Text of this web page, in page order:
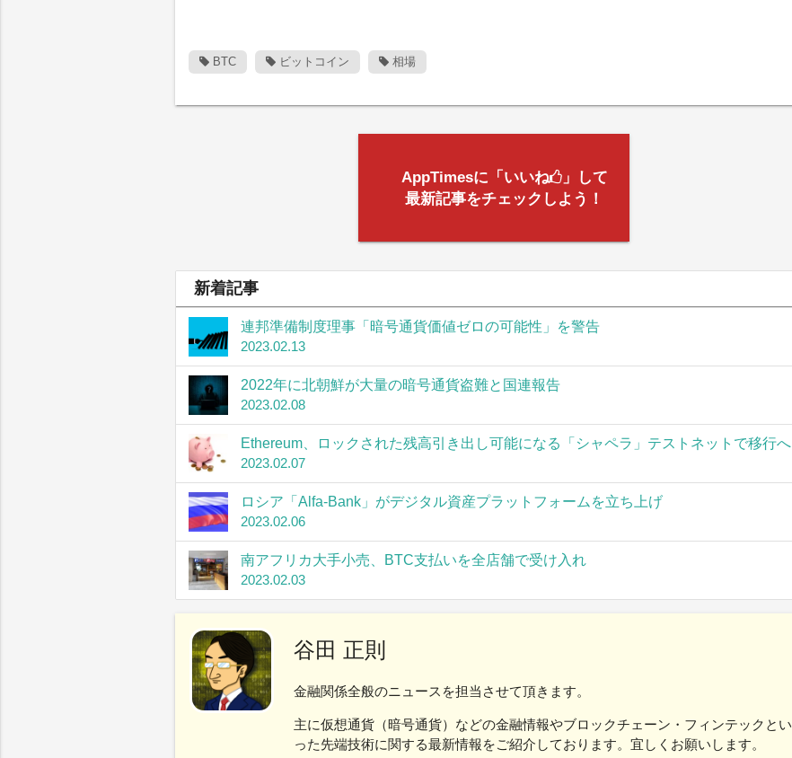
BTC ビットコイン 相場
AppTimesに「いいね
」して
最新記事をチェックしよう！
新着記事
連邦準備制度理事「暗号通貨価値ゼロの可能性」を警告
2023.02.13
2022年に北朝鮮が大量の暗号通貨盗難と国連報告
2023.02.08
Ethereum、ロックされた残高引き出し可能になる「シャペラ」テストネットで移行へ
2023.02.07
ロシア「Alfa-Bank」がデジタル資産プラットフォームを立ち上げ
2023.02.06
南アフリカ大手小売、BTC支払いを全店舗で受け入れ
2023.02.03
谷田 正則
金融関係全般のニュースを担当させて頂きます。
主に仮想通貨（暗号通貨）などの金融情報やブロックチェーン・フィンテックとい
った先端技術に関する最新情報をご紹介しております。宜しくお願いします。